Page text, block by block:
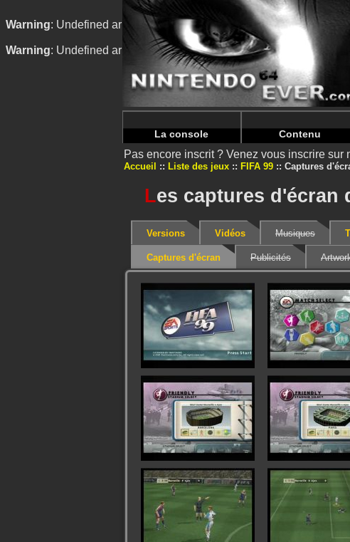
Warning: Undefined array key "HTTP_REFERER" in/home/
Warning: Undefined array key "HTTP_REFERER" in/home/
La console Contenu
Pas encore inscrit ? Venez vous inscrire sur
Accueil Liste des jeux FIFA 99 Captures
Les captures d'écran
Versions Vidéos Musiques
Captures d'écran Publicités